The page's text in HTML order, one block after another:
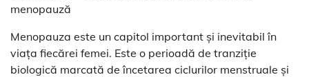
menopauză
Menopauza este un capitol important și inevitabil în
viața fiecărei femei. Este o perioadă de tranziție
biologică marcată de încetarea ciclurilor menstruale și